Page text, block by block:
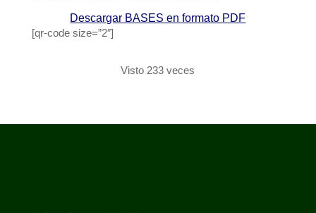
Descargar BASES en formato PDF
[qr-code size=”2″]
Visto 233 veces